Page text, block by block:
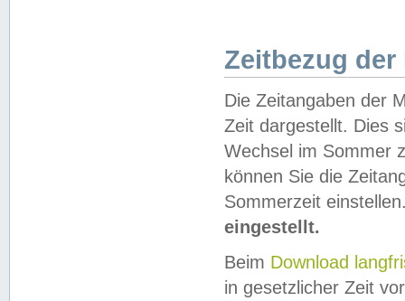
Zeitbezug der
Die Zeitangaben der
Zeit dargestellt. Dies
Wechsel im Sommer
können Sie die
Sommerzeit
eingestellt.
Beim Download
in gesetzlicher Zeit